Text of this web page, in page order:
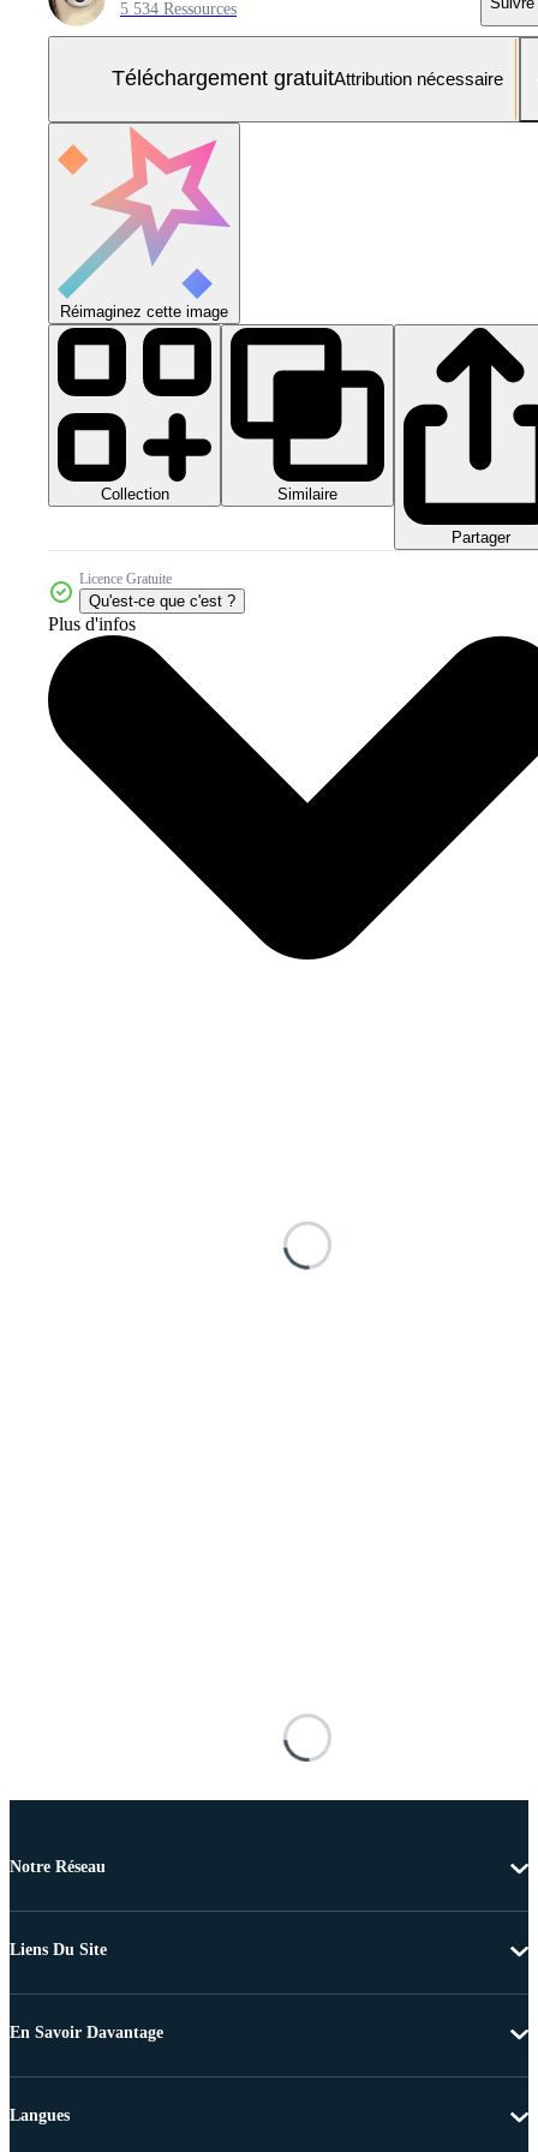
5 534 Ressources
Téléchargement gratuitAttribution nécessaire
Réimaginez cette image
Collection Similaire
Partager
Licence Gratuite
Qu'est-ce que c'est ?
Plus d'infos
Notre Réseau
Liens Du Site
En Savoir Davantage
Langues